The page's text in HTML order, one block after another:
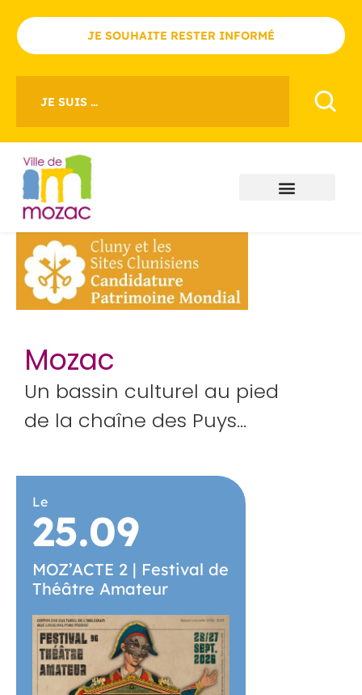
JE SOUHAITE RESTER INFORMÉ
JE SUIS ...
Mozac
Un bassin culturel au pied
de la chaîne des Puys…
Le
25.09
MOZ’ACTE 2 | Festival de
Théâtre Amateur